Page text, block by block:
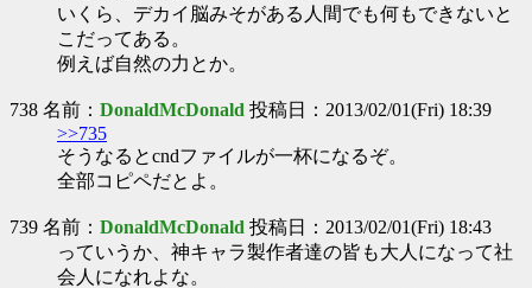
いくら、デカイ脳みそがある人間でも何もできないと
こだってある。
例えば自然の力とか。
738 名前： DonaldMcDonald 投稿日：2013/02/01(Fri) 18:39
>>735
そうなるとcndファイルが一杯になるぞ。
全部コピペだとよ。
739 名前： DonaldMcDonald 投稿日：2013/02/01(Fri) 18:43
っていうか、神キャラ製作者達の皆も大人になって社
会人になれよな。